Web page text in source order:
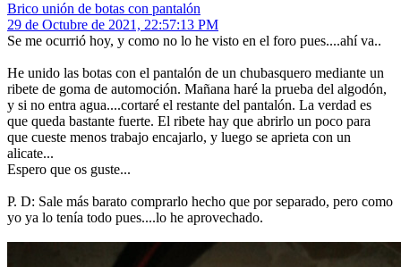
Brico unión de botas con pantalón
29 de Octubre de 2021, 22:57:13 PM
Se me ocurrió hoy, y como no lo he visto en el foro pues....ahí va..
He unido las botas con el pantalón de un chubasquero mediante un
ribete de goma de automoción. Mañana haré la prueba del algodón,
y si no entra agua....cortaré el restante del pantalón. La verdad es
que queda bastante fuerte. El ribete hay que abrirlo un poco para
que cueste menos trabajo encajarlo, y luego se aprieta con un
alicate...
Espero que os guste...
P. D: Sale más barato comprarlo hecho que por separado, pero como
yo ya lo tenía todo pues....lo he aprovechado.